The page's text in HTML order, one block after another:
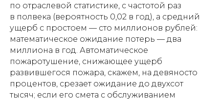
по отраслевой статистике, с частотой раз
в полвека (вероятность 0,02 в год), а средний
ущерб с простоем — сто миллионов рублей:
математическое ожидание потерь — два
миллиона в год. Автоматическое
пожаротушение, снижающее ущерб
развившегося пожара, скажем, на девяносто
процентов, срезает ожидание до двухсот
тысяч; если его смета с обслуживанием